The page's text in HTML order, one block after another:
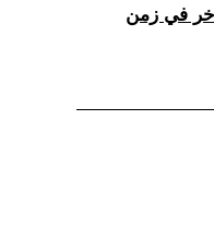
في زمن